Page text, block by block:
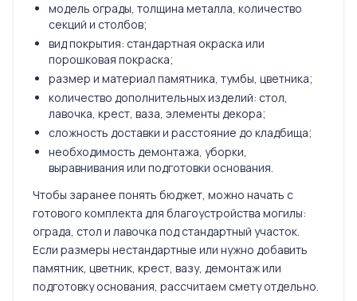
модель ограды, толщина металла, количество
секций и столбов;
вид покрытия: стандартная окраска или
порошковая покраска;
размер и материал памятника, тумбы, цветника;
количество дополнительных изделий: стол,
лавочка, крест, ваза, элементы декора;
сложность доставки и расстояние до кладбища;
необходимость демонтажа, уборки,
выравнивания или подготовки основания.
Чтобы заранее понять бюджет, можно начать с
готового комплекта для благоустройства могилы:
ограда, стол и лавочка под стандартный участок.
Если размеры нестандартные или нужно добавить
памятник, цветник, крест, вазу, демонтаж или
подготовку основания, рассчитаем смету отдельно.